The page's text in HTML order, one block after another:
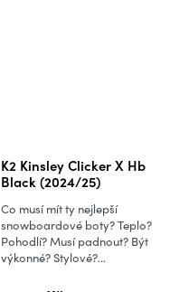
K2 Kinsley Clicker X Hb
Black (2024/25)
Co musí mít ty nejlepší
snowboardové boty? Teplo?
Pohodlí? Musí padnout? Být
výkonné? Stylové?...